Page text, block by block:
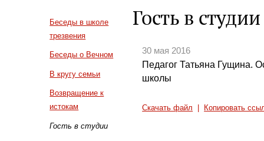
Беседы в школе
трезвения
Беседы о Вечном
В кругу семьи
Возвращение к
истокам
Гость в студии
Гость в студии
30 мая 2016
Педагог Татьяна Гущина.
школы
Скачать файл Копировать